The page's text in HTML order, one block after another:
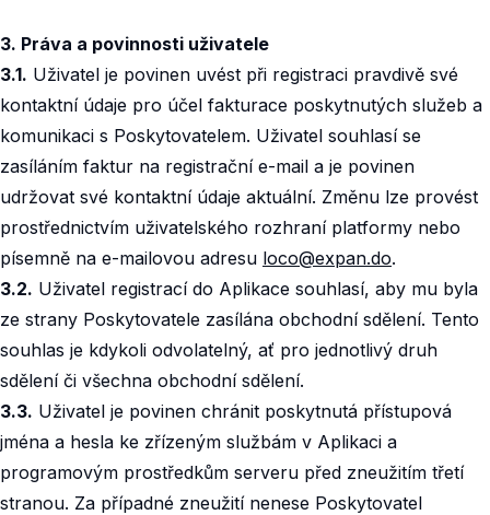
3. Práva a povinnosti uživatele
3.1. Uživatel je povinen uvést při registraci pravdivě své
kontaktní údaje pro účel fakturace poskytnutých služeb a
komunikaci s Poskytovatelem. Uživatel souhlasí se
zasíláním faktur na registrační e-mail a je povinen
udržovat své kontaktní údaje aktuální. Změnu lze provést
prostřednictvím uživatelského rozhraní platformy nebo
písemně na e-mailovou adresu loco@expan.do.
3.2. Uživatel registrací do Aplikace souhlasí, aby mu byla
ze strany Poskytovatele zasílána obchodní sdělení. Tento
souhlas je kdykoli odvolatelný, ať pro jednotlivý druh
sdělení či všechna obchodní sdělení.
3.3. Uživatel je povinen chránit poskytnutá přístupová
jména a hesla ke zřízeným službám v Aplikaci a
programovým prostředkům serveru před zneužitím třetí
stranou. Za případné zneužití nenese Poskytovatel